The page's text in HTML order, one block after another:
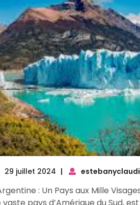
29 juillet 2024 29
2024
|
: Un Pays aux Mille